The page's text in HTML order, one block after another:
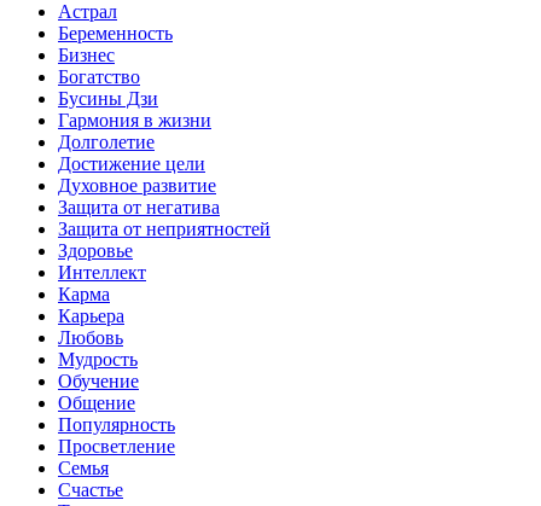
Астрал
Беременность
Бизнес
Богатство
Бусины Дзи
Гармония в жизни
Долголетие
Достижение цели
Духовное развитие
Защита от негатива
Защита от неприятностей
Здоровье
Интеллект
Карма
Карьера
Любовь
Мудрость
Обучение
Общение
Популярность
Просветление
Семья
Счастье